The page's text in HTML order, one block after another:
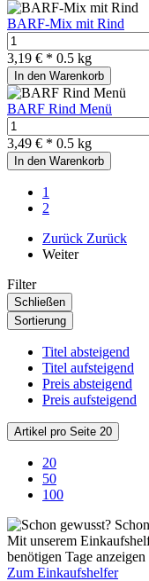
BARF-Mix mit Rind
3,19 € * 0.5 kg
In den Warenkorb
BARF Rind Menü
3,49 € * 0.5 kg
In den Warenkorb
1
2
Zurück Zurück
Weiter
Filter
Schließen
Sortierung
Titel absteigend
Titel aufsteigend
Preis absteigend
Preis aufsteigend
Artikel pro Seite 20
20
50
100
Mit unserem
benötigen Tage anzeigen
Zum Einkaufshelfer